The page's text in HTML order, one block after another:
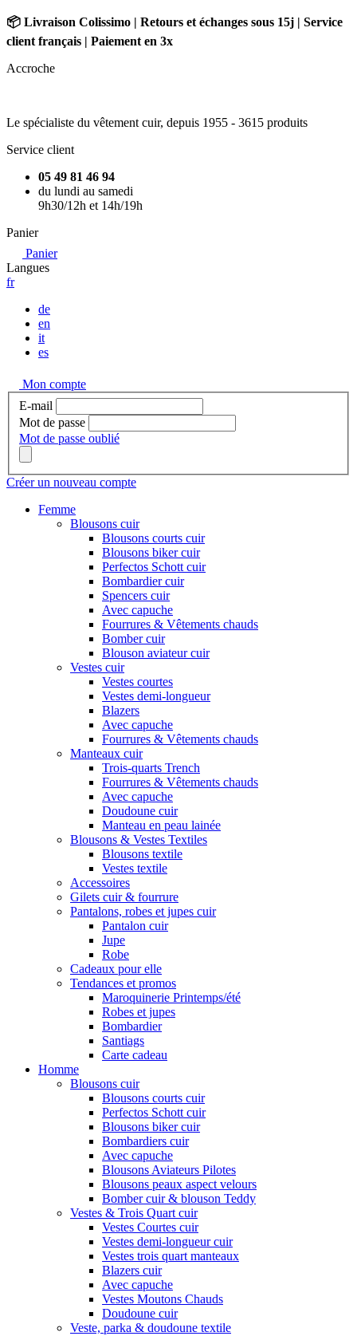
📦 Livraison Colissimo | Retours et échanges sous 15j | Service
client français | Paiement en 3x
Accroche
Le spécialiste du vêtement cuir, depuis 1955 - 3615 produits
Service client
05 49 81 46 94
du lundi au samedi
9h30/12h et 14h/19h
Panier
Panier
Langues
fr
de
en
it
es
Mon compte
E-mail
Mot de passe
Mot de passe oublié
Créer un nouveau compte
Femme
Blousons cuir
Blousons courts cuir
Blousons biker cuir
Perfectos Schott cuir
Bombardier cuir
Spencers cuir
Avec capuche
Fourrures & Vêtements chauds
Bomber cuir
Blouson aviateur cuir
Vestes cuir
Vestes courtes
Vestes demi-longueur
Blazers
Avec capuche
Fourrures & Vêtements chauds
Manteaux cuir
Trois-quarts Trench
Fourrures & Vêtements chauds
Avec capuche
Doudoune cuir
Manteau en peau lainée
Blousons & Vestes Textiles
Blousons textile
Vestes textile
Accessoires
Gilets cuir & fourrure
Pantalons, robes et jupes cuir
Pantalon cuir
Jupe
Robe
Cadeaux pour elle
Tendances et promos
Maroquinerie Printemps/été
Robes et jupes
Bombardier
Santiags
Carte cadeau
Homme
Blousons cuir
Blousons courts cuir
Perfectos Schott cuir
Blousons biker cuir
Bombardiers cuir
Avec capuche
Blousons Aviateurs Pilotes
Blousons peaux aspect velours
Bomber cuir & blouson Teddy
Vestes & Trois Quart cuir
Vestes Courtes cuir
Vestes demi-longueur cuir
Vestes trois quart manteaux
Blazers cuir
Avec capuche
Vestes Moutons Chauds
Doudoune cuir
Veste, parka & doudoune textile